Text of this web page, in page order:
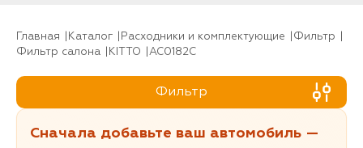
Главная Каталог Расходники и комплектующие
фильтр
Фильтр салона
KITTO AC0182C
Фильтр
Сначала добавьте ваш автомобиль —